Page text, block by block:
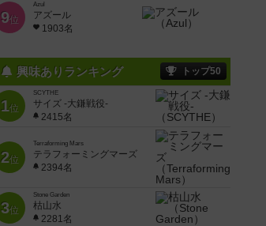
9位
Azul
アズール
1903名
興味ありランキング トップ50
1位
SCYTHE
サイズ -大鎌戦役-
2415名
2位
Terraforming Mars
テラフォーミングマーズ
2394名
3位
Stone Garden
枯山水
2281名